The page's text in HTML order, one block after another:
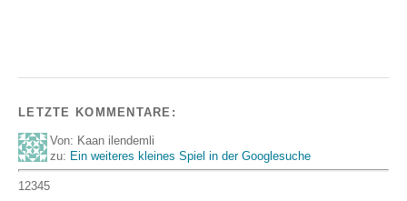
LETZTE KOMMENTARE:
Von: Kaan ilendemli
zu: Ein weiteres kleines Spiel in der Googlesuche
12345